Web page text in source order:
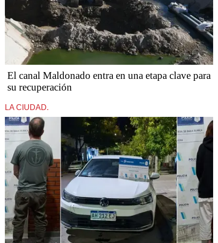
El canal Maldonado entra en una etapa clave para
su recuperación
LA CIUDAD.